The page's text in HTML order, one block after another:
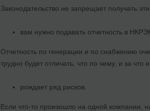
Законодательство не запрещает получать
вам нужно подавать отчетность в
Отчетность по генерации и по снабжению
трудно будет отличать, что по чему, и за
рождает ряд рисков.
Если что-то произошло на одной